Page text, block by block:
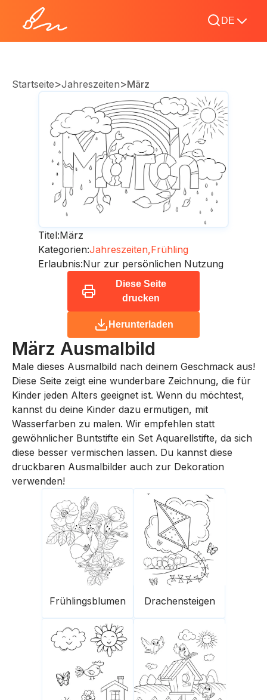
DE
Startseite>Jahreszeiten>März
Titel:März
Kategorien:Jahreszeiten,Frühling
Erlaubnis:Nur zur persönlichen Nutzung
Diese Seite
drucken
Herunterladen
März Ausmalbild
Male dieses Ausmalbild nach deinem Geschmack aus!
Diese Seite zeigt eine wunderbare Zeichnung, die für
Kinder jeden Alters geeignet ist. Wenn du möchtest,
kannst du deine Kinder dazu ermutigen, mit
Wasserfarben zu malen. Wir empfehlen statt
gewöhnlicher Buntstifte ein Set Aquarellstifte, da sich
diese besser vermischen lassen. Du kannst diese
druckbaren Ausmalbilder auch zur Dekoration
verwenden!
Frühlingsblumen Drachensteigen